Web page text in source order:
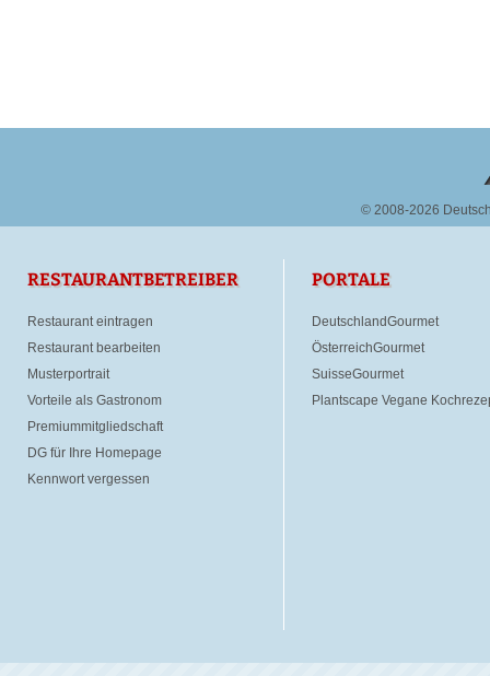
© 2008-2026
RESTAURANTBETREIBER
Restaurant eintragen
Restaurant bearbeiten
Musterportrait
Vorteile als Gastronom
Premiummitgliedschaft
DG für Ihre Homepage
Kennwort vergessen
PORTALE
DeutschlandGourmet
ÖsterreichGourmet
SuisseGourmet
Plantscape Vegane